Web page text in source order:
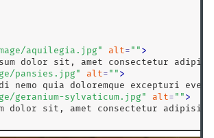
aquilegia.jpg " alt= " " >
dolor sit, amet consectetur
pansies.jpg " alt= " " >
nemo quia doloremque excepturi
geranium-sylvaticum.jpg " alt= " " >
dolor sit, amet consectetur